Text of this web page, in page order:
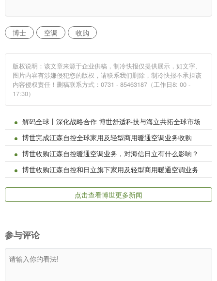
博士 空调 收购
版权说明：该文章来源于企业供稿，制冷快报仅提供展示，如文字、
图片内容有涉嫌侵犯您的版权，请联系我们删除，制冷快报不承担该
内容侵权责任！删稿联系方式：0731 - 85463187（工作日8: 00 -
17:30）
解码全球丨深化战略合作 博世舒适科技与海立共拓全球市场
博世完成江森自控全球家用及轻型商用暖通空调业务收购
博世收购江森自控暖通空调业务，对海信日立有什么影响？
博世收购江森自控和日立旗下家用及轻型商用暖通空调业务
点击查看博世更多新闻
参与评论